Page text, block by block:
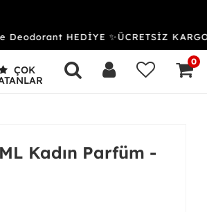
HEDİYE ✨ÜCRETSİZ KARGO &
ÇOK
0
Kadın Parfüm -